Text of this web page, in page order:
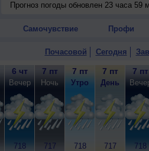
ветер слабый.
Прогноз погоды обновлен 23 часа 59
Самочувствие Профи
Почасовой Сегодня
6 чт
Вечер
718
7 пт
Ночь
717
7 пт
Утро
718
7 пт
День
717
7 пт
718